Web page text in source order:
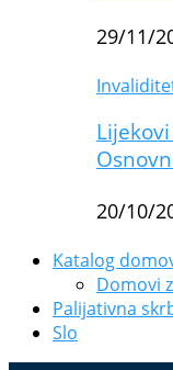
29/11/
20/10/
Katalog
Domovi
Palijativna
Slo